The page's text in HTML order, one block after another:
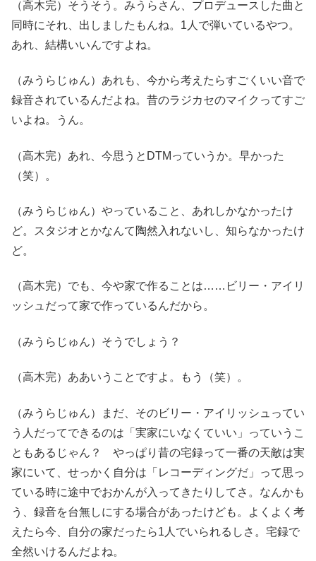
（高木完）そうそう。みうらさん、プロデュースした曲と
同時にそれ、出しましたもんね。1人で弾いているやつ。
あれ、結構いいんですよね。
（みうらじゅん）あれも、今から考えたらすごくいい音で
録音されているんだよね。昔のラジカセのマイクってすご
いよね。うん。
（高木完）あれ、今思うとDTMっていうか。早かった
（笑）。
（みうらじゅん）やっていること、あれしかなかったけ
ど。スタジオとかなんて陶然入れないし、知らなかったけ
ど。
（高木完）でも、今や家で作ることは……ビリー・アイリ
ッシュだって家で作っているんだから。
（みうらじゅん）そうでしょう？
（高木完）ああいうことですよ。もう（笑）。
（みうらじゅん）まだ、そのビリー・アイリッシュってい
う人だってできるのは「実家にいなくていい」っていうこ
ともあるじゃん？ やっぱり昔の宅録って一番の天敵は実
家にいて、せっかく自分は「レコーディングだ」って思っ
ている時に途中でおかんが入ってきたりしてさ。なんかも
う、録音を台無しにする場合があったけども。よくよく考
えたら今、自分の家だったら1人でいられるしさ。宅録で
全然いけるんだよね。